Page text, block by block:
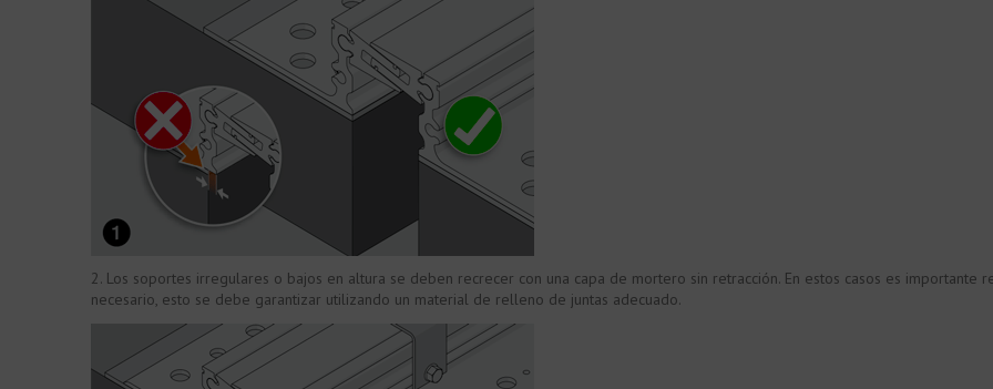
2. Los soportes irregulares o bajos en altura se deben recrecer con una capa de mortero sin retracción. En estos casos es importante
necesario, esto se debe garantizar utilizando un material de relleno de juntas adecuado.